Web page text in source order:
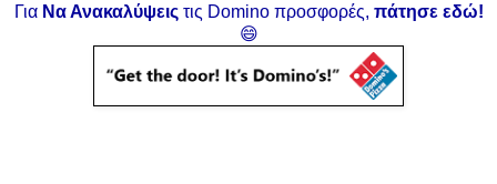
Για Να Ανακαλύψειςτις Domino προσφορές, πάτησε εδώ!
😄